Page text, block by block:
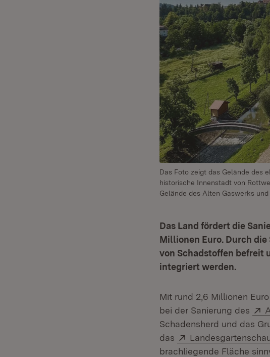
Das Foto zeigt das Gelände des
historische Innenstadt von
Gelände des Alten Gaswerks
Das Land fördert die
Millionen Euro. Durch
von Schadstoffen befreit
integriert werden.
Mit rund 2,6 Millionen
bei der Sanierung des
Schadensherd und das
das
Extern:
brachliegende Fläche